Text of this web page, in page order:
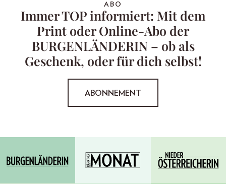
ABO
Immer TOP informiert: Mit dem
Print oder Online-Abo der
BURGENLÄNDERIN – ob als
Geschenk, oder für dich selbst!
ABONNEMENT